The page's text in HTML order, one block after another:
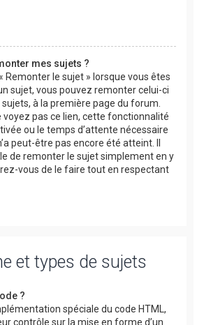
mes sujets ?
Remonter le sujet » lorsque vous êtes
sujet, vous pouvez remonter celui-ci
à la première page du forum.
voyez pas ce lien, cette fonctionnalité
ou le temps d’attente nécessaire
peut-être pas encore été atteint. Il
de remonter le sujet simplement en y
vous de le faire tout en respectant
et types de sujets
?
spéciale du code HTML,
contrôle sur la mise en forme d’un